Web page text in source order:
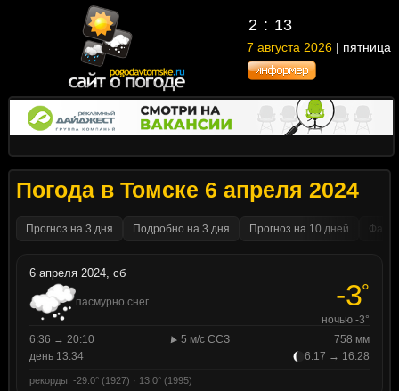
2 : 13
7 августа 2026 | пятница
Погода в Томске 6 апреля 2024
Прогноз на 3 дня Подробно на 3 дня Прогноз на 10 дней
6 апреля 2024, сб
пасмурно снег -3°
ночью -3°
6:36 → 20:10
5 м/с ССЗ
758 мм
день 13:34
6:17 → 16:28
рекорды: -29.0° (1927) · 13.0° (1995)